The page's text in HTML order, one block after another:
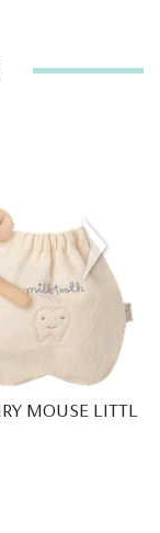
MOUSE LITTLE